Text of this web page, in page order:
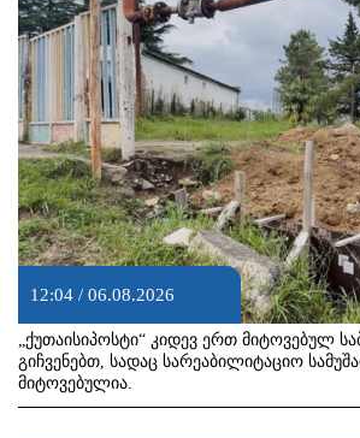
12:04 / 06.08.2026
„ქუთაისიპოსტი“ კიდევ ერთ მიტოვებულ
გიჩვენებთ, სადაც სარეაბილიტაციო
მიტოვებულია.